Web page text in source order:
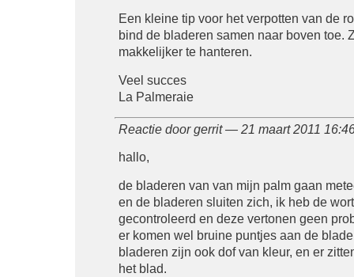
Een kleine tip voor het verpotten van de
bind de bladeren samen naar boven toe.
makkelijker te hanteren.
Veel succes
La Palmeraie
Reactie door gerrit — 21 maart 2011
hallo,
de bladeren van van mijn palm gaan
en de bladeren sluiten zich, ik heb de
gecontroleerd en deze vertonen geen
er komen wel bruine puntjes aan de
bladeren zijn ook dof van kleur, en er
het blad.